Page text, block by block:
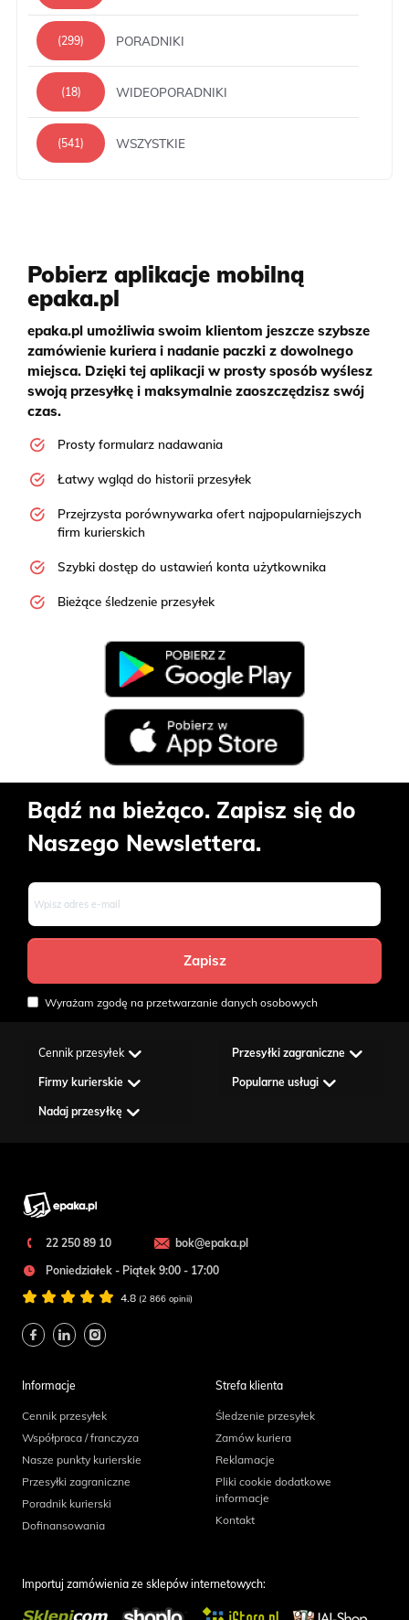
(299) PORADNIKI
(18) WIDEOPORADNIKI
(541) WSZYSTKIE
Pobierz aplikacje mobilną
epaka.pl
epaka.pl umożliwia swoim klientom jeszcze szybsze
zamówienie kuriera i nadanie paczki z dowolnego
miejsca. Dzięki tej aplikacji w prosty sposób wyślesz
swoją przesyłkę i maksymalnie zaoszczędzisz swój
czas.
Prosty formularz nadawania
Łatwy wgląd do historii przesyłek
Przejrzysta porównywarka ofert najpopularniejszych
firm kurierskich
Szybki dostęp do ustawień konta użytkownika
Bieżące śledzenie przesyłek
Bądź na bieżąco. Zapisz się do
Naszego Newslettera.
Wyrażam zgodę na przetwarzanie danych osobowych
Cennik przesyłek Przesyłki zagraniczne
Firmy kurierskie Popularne usługi
Nadaj przesyłkę
22 250 89 10
bok@epaka.pl
Poniedziałek - Piątek 9:00 - 17:00
4.8 (2 866 opinii)
Informacje
Cennik przesyłek
Współpraca / franczyza
Nasze punkty kurierskie
Przesyłki zagraniczne
Poradnik kurierski
Dofinansowania
Strefa klienta
Śledzenie przesyłek
Zamów kuriera
Reklamacje
Pliki cookie dodatkowe
informacje
Kontakt
Importuj zamówienia ze sklepów internetowych: